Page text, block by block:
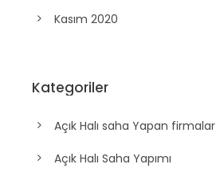
Kasım 2020
Kategoriler
Açık Halı saha Yapan firmalar
Açık Halı Saha Yapımı